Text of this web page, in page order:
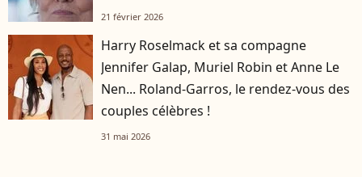
21 février 2026
Harry Roselmack et sa compagne
Jennifer Galap, Muriel Robin et Anne Le
Nen... Roland-Garros, le rendez-vous des
couples célèbres !
31 mai 2026